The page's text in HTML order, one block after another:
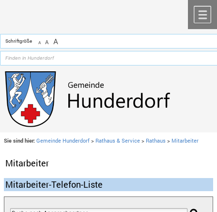
Schriftgröße A A A
Sie sind hier: Gemeinde Hunderdorf > Rathaus & Service > Rathaus > Mitarbeiter
Mitarbeiter
Mitarbeiter-Telefon-Liste